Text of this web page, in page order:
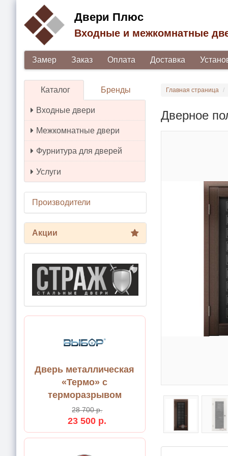
Двери Плюс
Входные и межкомнатные
Замер Заказ Оплата Доставка
Каталог Бренды
Входные двери
Межкомнатные двери
Фурнитура для дверей
Услуги
Производители
Акции
Дверь металлическая
«Термо» с
терморазрывом
28 700 р.
23 500 р.
Главная страница
Дверное